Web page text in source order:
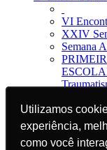
Utilizamos
experiência,
como você
Utilizamos
experiência,
como você
VI
XXIV
Semana
Jornal da
Notícias
Imprensa
Blog